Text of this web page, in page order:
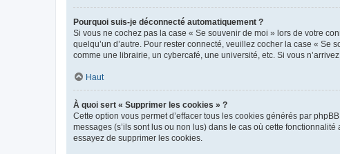
Pourquoi suis-je déconnecté automatiquement ?
Si vous ne cochez pas la case « Se souvenir de moi » lors de votre
quelqu’un d’autre. Pour rester connecté, veuillez cocher la case «
comme une librairie, un cybercafé, une université, etc. Si vous
Haut
À quoi sert « Supprimer les cookies » ?
Cette option vous permet d’effacer tous les cookies générés par
messages (s’ils sont lus ou non lus) dans le cas où cette
essayez de supprimer les cookies.